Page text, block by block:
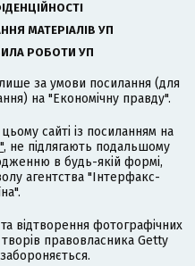
МАТЕРІАЛІВ УП
РОБОТИ УП
за умови посилання (для
на "Економічну правду".
сайті із посиланням на
, не підлягають подальшому
в будь-якій формі,
агентства "Інтерфакс-
відтворення фотографічних
творів правовласника Getty